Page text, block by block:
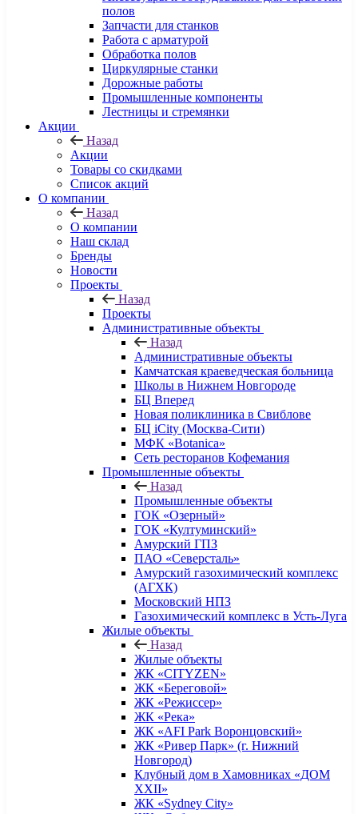
полов
Запчасти для станков
Работа с арматурой
Обработка полов
Циркулярные станки
Дорожные работы
Промышленные компоненты
Лестницы и стремянки
Акции
Назад
Акции
Товары со скидками
Список акций
О компании
Назад
О компании
Наш склад
Бренды
Новости
Проекты
Назад
Проекты
Административные объекты
Назад
Административные объекты
Камчатская краеведческая больница
Школы в Нижнем Новгороде
БЦ Вперед
Новая поликлиника в Свиблове
БЦ iCity (Москва-Сити)
МФК «Botanica»
Сеть ресторанов Кофемания
Промышленные объекты
Назад
Промышленные объекты
ГОК «Озерный»
ГОК «Култуминский»
Амурский ГПЗ
ПАО «Северсталь»
Амурский газохимический комплекс
(АГХК)
Московский НПЗ
Газохимический комплекс в Усть-Луга
Жилые объекты
Назад
Жилые объекты
ЖК «CITYZEN»
ЖК «Береговой»
ЖК «Режиссер»
ЖК «Река»
ЖК «AFI Park Воронцовский»
ЖК «Ривер Парк» (г. Нижний
Новгород)
Клубный дом в Хамовниках «ДОМ
XXII»
ЖК «Sydney City»